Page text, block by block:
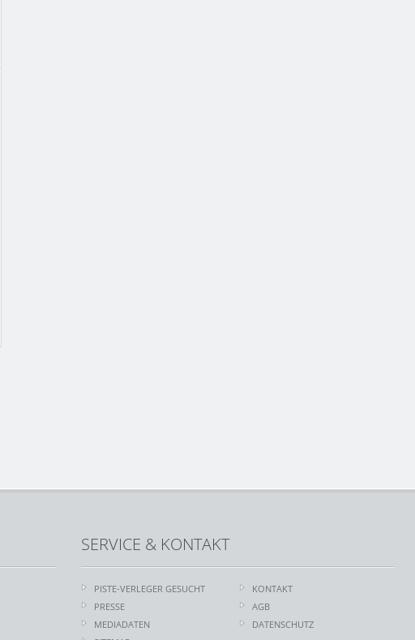
MIT PLAYMOBIL
SERVICE & KONTAKT
PISTE-VERLEGER GESUCHT
PRESSE
MEDIADATEN
KONTAKT
AGB
DATENSCHUTZ